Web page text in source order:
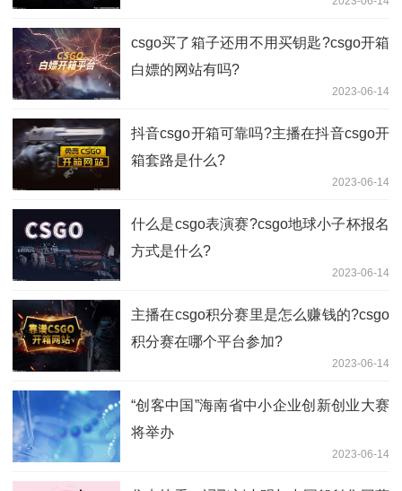
csgo买了箱子还用不用买钥匙?csgo开箱
白嫖的网站有吗?
2023-06-14
抖音csgo开箱可靠吗?主播在抖音csgo开
箱套路是什么?
2023-06-14
什么是csgo表演赛?csgo地球小子杯报名
方式是什么?
2023-06-14
主播在csgo积分赛里是怎么赚钱的?csgo
积分赛在哪个平台参加?
2023-06-14
“创客中国”海南省中小企业创新创业大赛
将举办
2023-06-14